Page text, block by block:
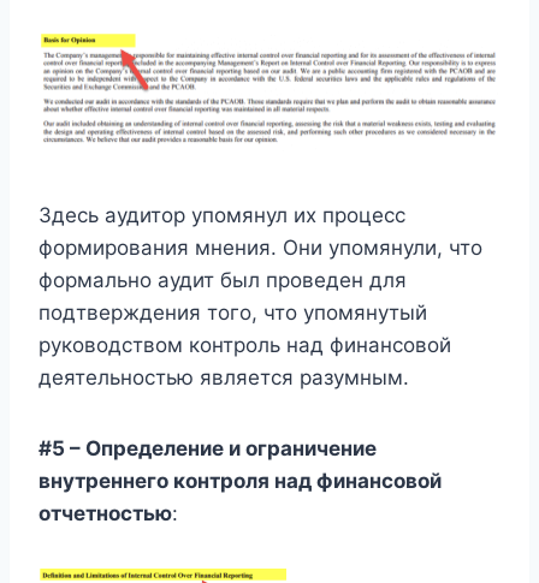
Здесь аудитор упомянул их процесс
формирования мнения. Они упомянули, что
формально аудит был проведен для
подтверждения того, что упомянутый
руководством контроль над финансовой
деятельностью является разумным.
#5 – Определение и ограничение
внутреннего контроля над финансовой
отчетностью: